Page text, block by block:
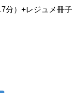
分）+レジュメ冊子